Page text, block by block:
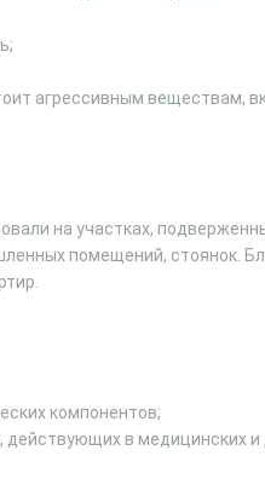
агрессивным веществам,
на участках,
помещений, стоянок.
компонентов;
в медицинских